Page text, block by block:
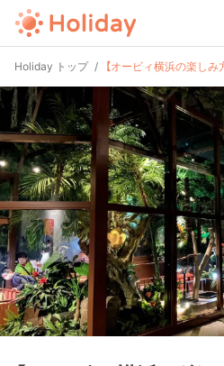
Holiday トップ 【オービィ横浜の楽し